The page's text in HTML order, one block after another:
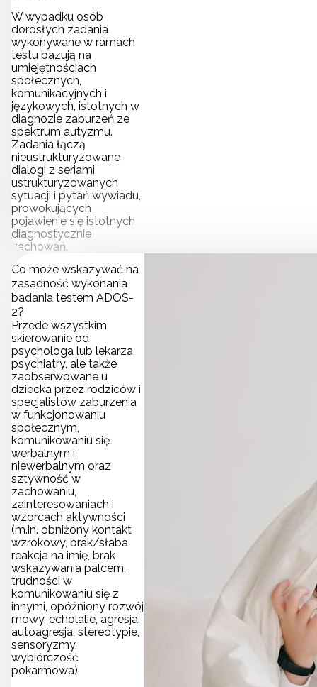
W wypadku osób
dorosłych zadania
wykonywane w ramach
testu bazują na
umiejętnościach
społecznych,
komunikacyjnych i
językowych, istotnych w
diagnozie zaburzeń ze
spektrum autyzmu.
Zadania łączą
nieustrukturyzowane
dialogi z seriami
ustrukturyzowanych
sytuacji i pytań wywiadu,
prowokujących
pojawienie się istotnych
diagnostycznie
zachowań.
Co może wskazywać na
zasadność wykonania
badania testem ADOS-
2?
Przede wszystkim
skierowanie od
psychologa lub lekarza
psychiatry, ale także
zaobserwowane u
dziecka przez rodziców i
specjalistów zaburzenia
w funkcjonowaniu
społecznym,
komunikowaniu się
werbalnym i
niewerbalnym oraz
sztywność w
zachowaniu,
zainteresowaniach i
wzorcach aktywności
(m.in. obniżony kontakt
wzrokowy, brak/słaba
reakcja na imię, brak
wskazywania palcem,
trudności w
komunikowaniu się z
innymi, opóźniony rozwój
mowy, echolalie, agresja,
autoagresja, stereotypie,
sensoryzmy,
wybiórczość
pokarmowa).